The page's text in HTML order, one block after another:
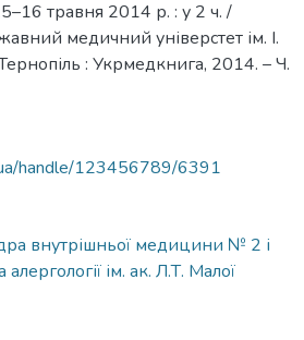
травня 2014 р. : у 2 ч. /
медичний універстет ім. І.
: Укрмедкнига, 2014. – Ч.
handle/123456789/6391
внутрішньої медицини № 2 і
алергології ім. ак. Л.Т. Малої